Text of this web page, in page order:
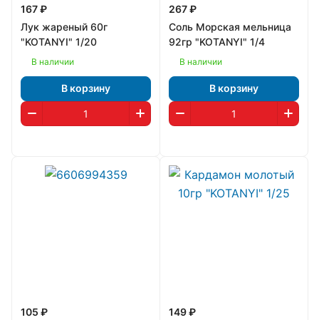
167 ₽
Лук жареный 60г
"KOTANYI" 1/20
В наличии
В корзину
267 ₽
Соль Морская мельница
92гр "KOTANYI" 1/4
В наличии
В корзину
105 ₽
149 ₽